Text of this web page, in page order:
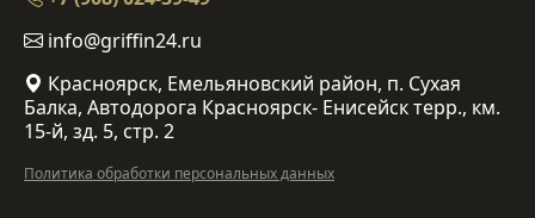
info@griffin24.ru
Красноярск, Емельяновский район, п. Сухая
Балка, Автодорога Красноярск- Енисейск терр., км.
15-й, зд. 5, стр. 2
Политика обработки персональных данных